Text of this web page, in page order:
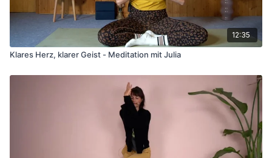
12:35
Klares Herz, klarer Geist - Meditation mit Julia